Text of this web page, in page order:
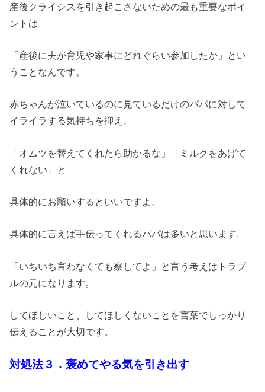
産後クライシスを引き起こさないための最も重要なポイ
ントは
「産後に夫が育児や家事にどれぐらい参加したか」とい
うことなんです。
赤ちゃんが泣いているのに見ているだけのパパに対して
イライラする気持ちを抑え、
「オムツを替えてくれたら助かるな」「ミルクをあげて
くれない」と
具体的にお願いするといいですよ。
具体的に言えば手伝ってくれるパパは多いと思います.
「いちいち言わなくても察してよ」と言う考えはトラブ
ルの元になります。
してほしいこと、してほしくないことを言葉でしっかり
伝えることが大切です。
対処法３．褒めてやる気を引き出す